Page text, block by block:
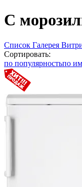
С
Список Галерея
Сортировать:
по популярностьпо